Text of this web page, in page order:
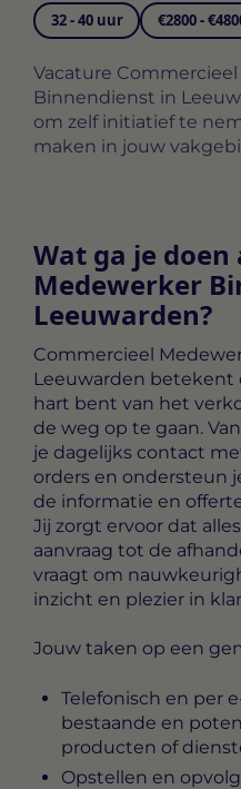
32 - 40 uur €2800 -
Vacature
Binnendienst in
om zelf initiatief te
maken in jouw
Wat ga je doen
Medewerker
Leeuwarden?
Commercieel
Leeuwarden betekent
hart bent van het
de weg op te gaan.
je dagelijks contact
orders en ondersteun
de informatie en
Jij zorgt ervoor dat
aanvraag tot de
vraagt om
inzicht en plezier in
Jouw taken op een
Telefonisch en per
bestaande en
producten of
Opstellen en